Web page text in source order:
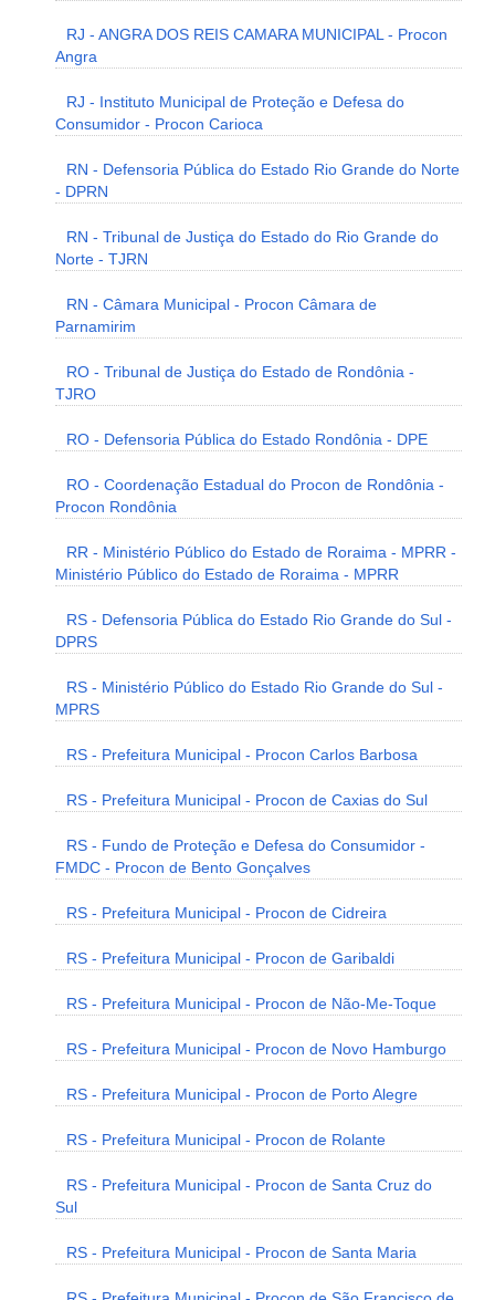
RJ - ANGRA DOS REIS CAMARA MUNICIPAL - Procon
Angra
RJ - Instituto Municipal de Proteção e Defesa do
Consumidor - Procon Carioca
RN - Defensoria Pública do Estado Rio Grande do Norte
- DPRN
RN - Tribunal de Justiça do Estado do Rio Grande do
Norte - TJRN
RN - Câmara Municipal - Procon Câmara de
Parnamirim
RO - Tribunal de Justiça do Estado de Rondônia -
TJRO
RO - Defensoria Pública do Estado Rondônia - DPE
RO - Coordenação Estadual do Procon de Rondônia -
Procon Rondônia
RR - Ministério Público do Estado de Roraima - MPRR -
Ministério Público do Estado de Roraima - MPRR
RS - Defensoria Pública do Estado Rio Grande do Sul -
DPRS
RS - Ministério Público do Estado Rio Grande do Sul -
MPRS
RS - Prefeitura Municipal - Procon Carlos Barbosa
RS - Prefeitura Municipal - Procon de Caxias do Sul
RS - Fundo de Proteção e Defesa do Consumidor -
FMDC - Procon de Bento Gonçalves
RS - Prefeitura Municipal - Procon de Cidreira
RS - Prefeitura Municipal - Procon de Garibaldi
RS - Prefeitura Municipal - Procon de Não-Me-Toque
RS - Prefeitura Municipal - Procon de Novo Hamburgo
RS - Prefeitura Municipal - Procon de Porto Alegre
RS - Prefeitura Municipal - Procon de Rolante
RS - Prefeitura Municipal - Procon de Santa Cruz do
Sul
RS - Prefeitura Municipal - Procon de Santa Maria